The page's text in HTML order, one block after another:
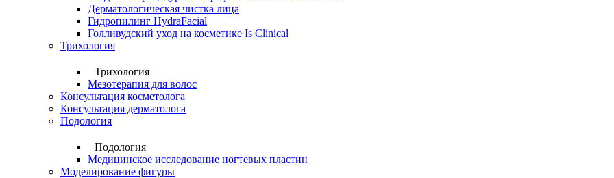
Дерматологическая чистка лица
Гидропилинг HydraFacial
Голливудский уход на косметике Is Clinical
Трихология
Трихология
Мезотерапия для волос
Консультация косметолога
Консультация дерматолога
Подология
Подология
Медицинское исследование ногтевых пластин
Моделирование фигуры